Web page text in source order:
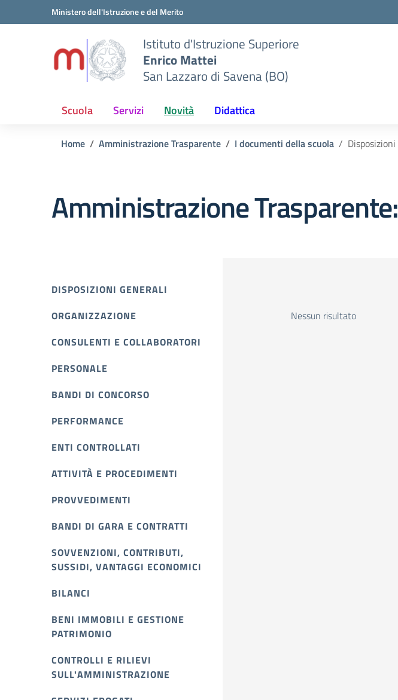
Vai ai contenuti
Vai al menu di navigazioneMinistero dell'Istruzione e del Merito
Istituto d'Istruzione Superiore
Enrico Mattei
San Lazzaro di Savena (BO)
Scuola Servizi Novità Didattica
Home Amministrazione Trasparente I documenti della scuola
Amministrazione Trasparente:
DISPOSIZIONI GENERALI
ORGANIZZAZIONE
CONSULENTI E COLLABORATORI
PERSONALE
BANDI DI CONCORSO
PERFORMANCE
ENTI CONTROLLATI
ATTIVITÀ E PROCEDIMENTI
PROVVEDIMENTI
BANDI DI GARA E CONTRATTI
SOVVENZIONI, CONTRIBUTI,
SUSSIDI, VANTAGGI ECONOMICI
BILANCI
BENI IMMOBILI E GESTIONE
PATRIMONIO
CONTROLLI E RILIEVI
SULL'AMMINISTRAZIONE
Nessun risultato